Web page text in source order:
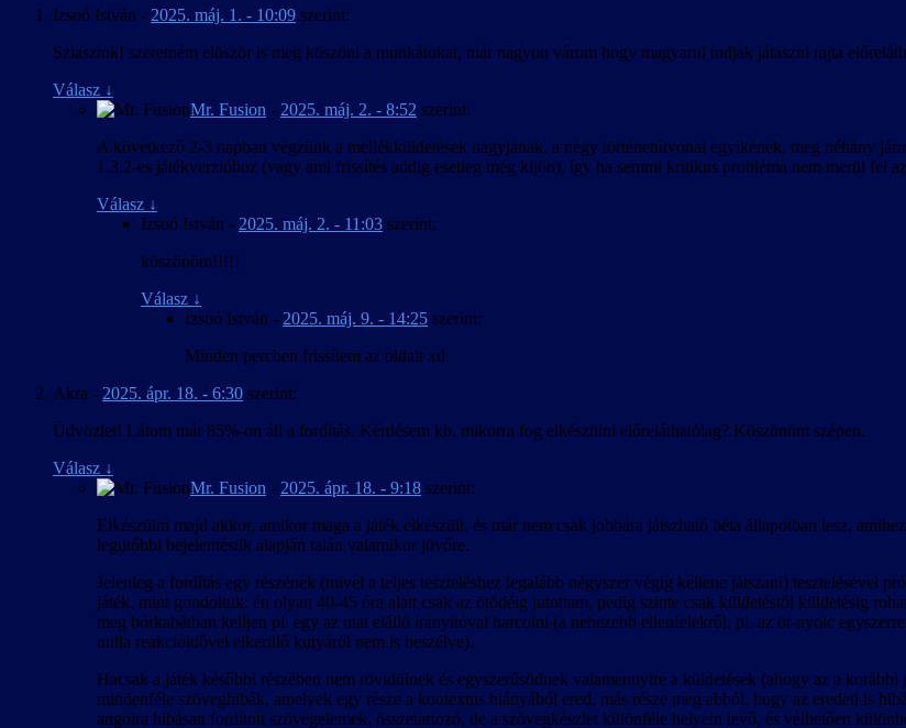
Izsoó István - 2025. máj. 1. - 10:09 szerint:
Sziasztok! szeretném elöször is meg köszöni a munkátokat, már nagyon várom hogy magyarul tudjak játaszni rajta
Válasz ↓
Mr. Fusion - 2025. máj. 2. - 8:52 szerint:
A következő 2-3 napban végzünk a mellékküldetések nagyjának, a négy történetútvonal egyikének, meg néhány
1.3.2-es játékverzióhoz (vagy ami frissítés addig esetleg még kijön), így ha semmi kritikus probléma nem merül
Válasz ↓
Izsoó István - 2025. máj. 2. - 11:03 szerint:
köszönöm!!!!!
Válasz ↓
Izsoó István - 2025. máj. 9. - 14:25 szerint:
Minden percben frissítem az oldalt xd
Akra - 2025. ápr. 18. - 6:30 szerint:
Üdvözlet! Látom már 85%-on áll a fordítás. Kérdésem kb. mikorra fog elkészülni előreláthatólag? Köszönöm szépen.
Válasz ↓
Mr. Fusion - 2025. ápr. 18. - 9:18 szerint:
Elkészülni majd akkor, amikor maga a játék elkészült, és már nem csak jobbára játszható béta állapotban lesz,
legutóbbi bejelentésük alapján talán valamikor jövőre.
Jelenleg a fordítás egy részének (mivel a teljes teszteléshez legalább négyszer végig kellene játszani) tesztelésével
játék, mint gondoltuk: én olyan 40-45 óra alatt csak az ötödéig jutottam, pedig szinte csak küldetéstől küldetésig
meg bórkabátban kelljen pl. egy az utat elálló irányítóval harcolni (a nehezebb ellenfelekről, pl. az öt-nyolc
nulla reakcióidővel elkerülő kutyáról nem is beszélve).
Hacsak a játék későbbi részében nem rövidülnek és egyszerűsödnek valamennyire a küldetések (ahogy az a
mindenféle szöveghibák, amelyek egy része a kontextus hiányából ered, más része meg abból, hogy az eredeti is
angolra hibásan fordított szövegelemek, összetartozó, de a szövegkészlet különféle helyein levő, és vélhetően